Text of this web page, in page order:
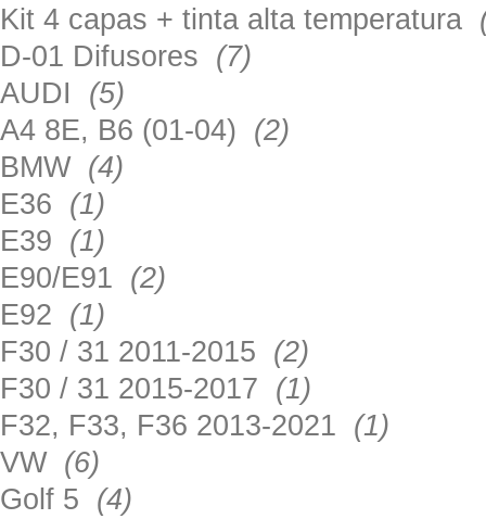
Kit 4 capas + tinta alta temperatura
D-01 Difusores (7)
AUDI (5)
A4 8E, B6 (01-04) (2)
BMW (4)
E36 (1)
E39 (1)
E90/E91 (2)
E92 (1)
F30 / 31 2011-2015 (2)
F30 / 31 2015-2017 (1)
F32, F33, F36 2013-2021 (1)
VW (6)
Golf 5 (4)